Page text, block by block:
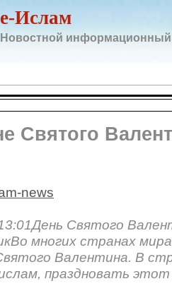
e-Ислам
Новостной информационный
Святого
news
Святого
многих странах
Валентина. В
праздновать